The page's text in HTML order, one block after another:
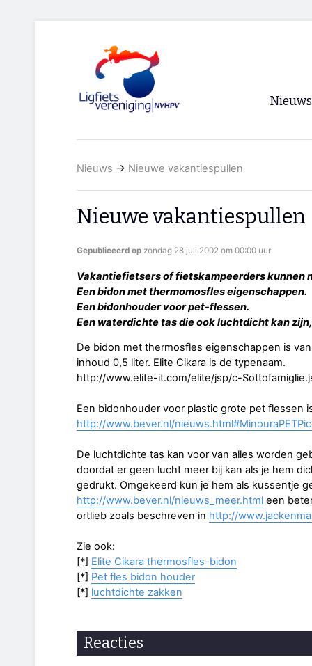
Nieuws
Nieuws → Nieuwe vakantiespullen
Nieuwe vakantiespullen
Gepubliceerd op zondag 28 juli 2002 om 00:00 uur
Vakantiefietsers of fietskampeerders kunnen
Een bidon met thermomosfles eigenschappen.
Een bidonhouder voor pet-flessen.
Een waterdichte tas die ook luchtdicht kan
De bidon met thermosfles eigenschappen is
inhoud 0,5 liter. Elite Cikara is de typenaam.
http://www.elite-it.com/elite/jsp/c-
Een bidonhouder voor plastic grote pet flessen
http://www.bever.nl/
De luchtdichte tas kan voor van alles worden
doordat er geen lucht meer bij kan als je hem
gedrukt. Omgekeerd kun je hem als kussentje
http://www.bever.nl/nieuws_meer.html een
ortlieb zoals beschreven in http://
Zie ook:
[*] Elite Cikara thermosfles-bidon
[*] Pet fles bidon houder
[*] luchtdichte zakken
Reacties